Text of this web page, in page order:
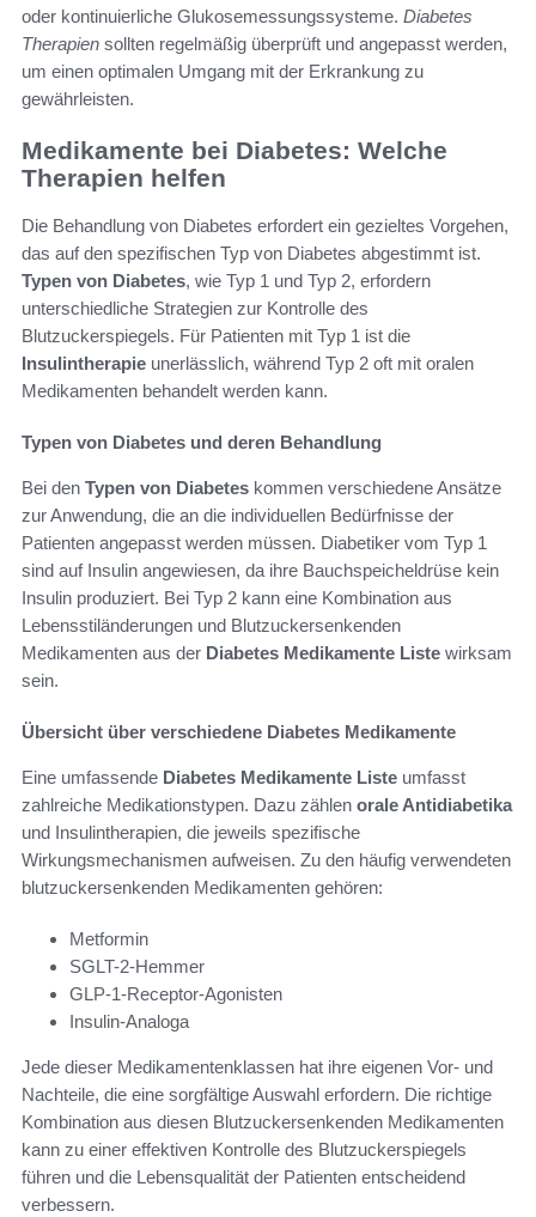
oder kontinuierliche Glukosemessungssysteme. Diabetes
Therapien sollten regelmäßig überprüft und angepasst werden,
um einen optimalen Umgang mit der Erkrankung zu
gewährleisten.
Medikamente bei Diabetes: Welche
Therapien helfen
Die Behandlung von Diabetes erfordert ein gezieltes Vorgehen,
das auf den spezifischen Typ von Diabetes abgestimmt ist.
Typen von Diabetes, wie Typ 1 und Typ 2, erfordern
unterschiedliche Strategien zur Kontrolle des
Blutzuckerspiegels. Für Patienten mit Typ 1 ist die
Insulintherapie unerlässlich, während Typ 2 oft mit oralen
Medikamenten behandelt werden kann.
Typen von Diabetes und deren Behandlung
Bei den Typen von Diabetes kommen verschiedene Ansätze
zur Anwendung, die an die individuellen Bedürfnisse der
Patienten angepasst werden müssen. Diabetiker vom Typ 1
sind auf Insulin angewiesen, da ihre Bauchspeicheldrüse kein
Insulin produziert. Bei Typ 2 kann eine Kombination aus
Lebensstiländerungen und Blutzuckersenkenden
Medikamenten aus der Diabetes Medikamente Liste wirksam
sein.
Übersicht über verschiedene Diabetes Medikamente
Eine umfassende Diabetes Medikamente Liste umfasst
zahlreiche Medikationstypen. Dazu zählen orale Antidiabetika
und Insulintherapien, die jeweils spezifische
Wirkungsmechanismen aufweisen. Zu den häufig verwendeten
blutzuckersenkenden Medikamenten gehören:
Metformin
SGLT-2-Hemmer
GLP-1-Receptor-Agonisten
Insulin-Analoga
Jede dieser Medikamentenklassen hat ihre eigenen Vor- und
Nachteile, die eine sorgfältige Auswahl erfordern. Die richtige
Kombination aus diesen Blutzuckersenkenden Medikamenten
kann zu einer effektiven Kontrolle des Blutzuckerspiegels
führen und die Lebensqualität der Patienten entscheidend
verbessern.